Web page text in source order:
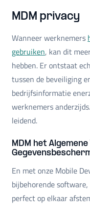
MDM privacy
Wanneer werknemers
gebruiken, kan dit
hebben. Er ontstaat
tussen de beveiliging
bedrijfsinformatie
werknemers
leidend.
MDM het
En met onze Mobile
bijbehorende
perfect op elkaar